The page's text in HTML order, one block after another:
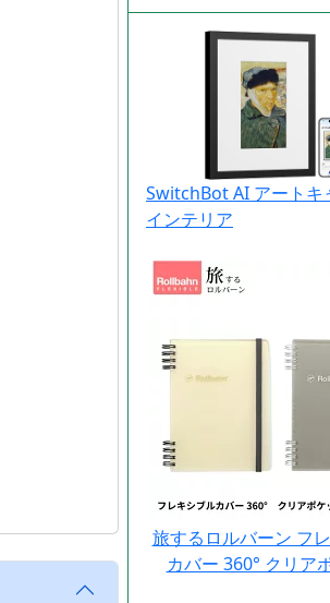
SwitchBot AI アートキ
インテリア
旅するロルバーン フ
カバー 360° クリア